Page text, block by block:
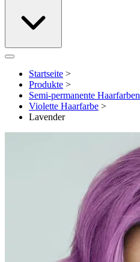
Open menu
Startseite >
Produkte >
Semi-permanente Haarfarben
Violette Haarfarbe >
Lavender